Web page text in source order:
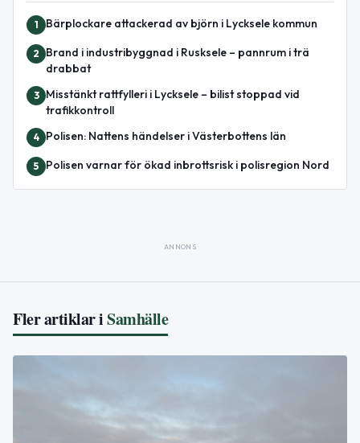
1 Bärplockare attackerad av björn i Lycksele kommun
2
Brand i industribyggnad i Rusksele – pannrum i trä
drabbat
3
Misstänkt rattfylleri i Lycksele – bilist stoppad vid
trafikkontroll
4 Polisen: Nattens händelser i Västerbottens län
5 Polisen varnar för ökad inbrottsrisk i polisregion Nord
ANNONS
Fler artiklar iSamhälle